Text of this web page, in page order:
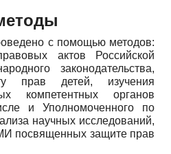
с помощью методов:
актов Российской
законодательства,
прав детей, изучения
компетентных органов
и Уполномоченного по
научных исследований,
посвященных защите прав